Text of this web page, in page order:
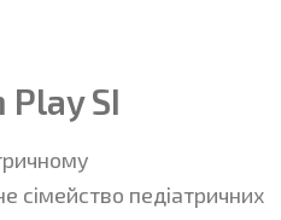
Play SI
сімейство педіатричних